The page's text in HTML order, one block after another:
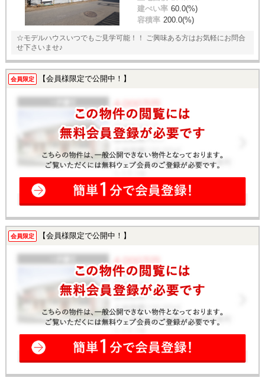
建ぺい率 60.0(%)
容積率 200.0(%)
☆モデルハウスいつでもご見学可能！！ ご興味ある方はお気軽にお問合
せ下さいませ♪
会員限定 【会員様限定で公開中！】
会員限定 【会員様限定で公開中！】